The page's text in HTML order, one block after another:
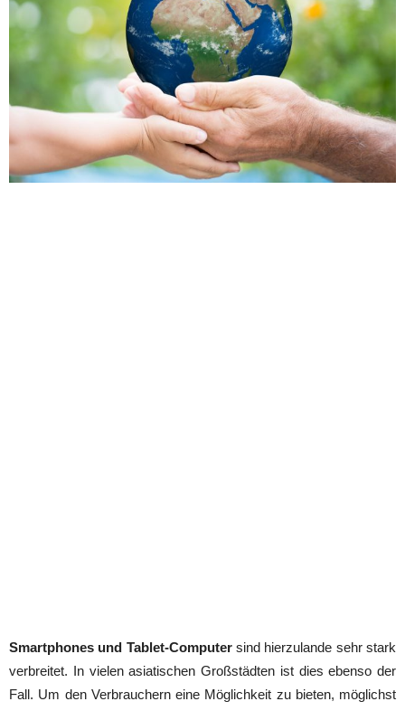
Smartphones und Tablet-Computersind hierzulande sehr stark
verbreitet. In vielen asiatischen Großstädten ist dies ebenso der
Fall. Um den Verbrauchern eine Möglichkeit zu bieten, möglichst